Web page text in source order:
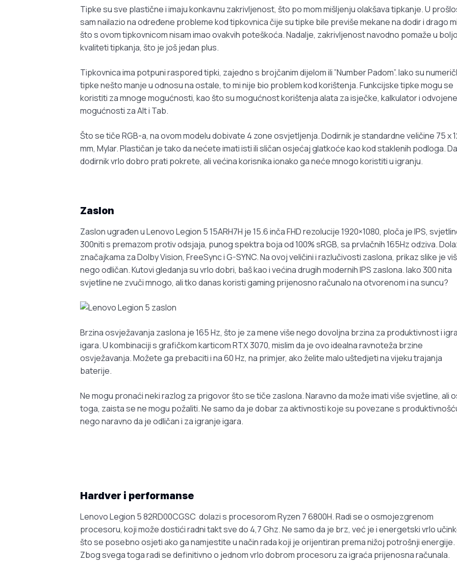
Tipke su sve plastične i imaju konkavnu zakrivljenost, što po mom mišljenju olakšava tipkanje. U
sam nailazio na određene probleme kod tipkovnica čije su tipke bile previše mekane na dodir i drago
što s ovom tipkovnicom nisam imao ovakvih poteškoća. Nadalje, zakrivljenost navodno pomaže u
kvaliteti tipkanja, što je još jedan plus.
Tipkovnica ima potpuni raspored tipki, zajedno s brojčanim dijelom ili ”Number Padom”. Iako su
tipke nešto manje u odnosu na ostale, to mi nije bio problem kod korištenja. Funkcijske tipke mogu se
koristiti za mnoge mogućnosti, kao što su mogućnost korištenja alata za isječke, kalkulator i odvojene
mogućnosti za Alt i Tab.
Što se tiče RGB-a, na ovom modelu dobivate 4 zone osvjetljenja. Dodirnik je standardne veličine 75 x
mm, Mylar. Plastičan je tako da nećete imati isti ili sličan osjećaj glatkoće kao kod staklenih podloga.
dodirnik vrlo dobro prati pokrete, ali većina korisnika ionako ga neće mnogo koristiti u igranju.
Zaslon
Zaslon ugrađen u Lenovo Legion 5 15ARH7H je 15.6 inča FHD rezolucije 1920×1080, ploča je IPS,
300niti s premazom protiv odsjaja, punog spektra boja od 100% sRGB, sa prvlačnih 165Hz odziva.
značajkama za Dolby Vision, FreeSync i G-SYNC. Na ovoj veličini i razlučivosti zaslona, prikaz slike je
nego odličan. Kutovi gledanja su vrlo dobri, baš kao i većina drugih modernih IPS zaslona. Iako 300 nita
svjetline ne zvuči mnogo, ali tko danas koristi gaming prijenosno računalo na otvorenom i na suncu?
Brzina osvježavanja zaslona je 165 Hz, što je za mene više nego dovoljna brzina za produktivnost i
igara. U kombinaciji s grafičkom karticom RTX 3070, mislim da je ovo idealna ravnoteža brzine
osvježavanja. Možete ga prebaciti i na 60 Hz, na primjer, ako želite malo uštedjeti na vijeku trajanja
baterije.
Ne mogu pronaći neki razlog za prigovor što se tiče zaslona. Naravno da može imati više svjetline, ali
toga, zaista se ne mogu požaliti. Ne samo da je dobar za aktivnosti koje su povezane s
nego naravno da je odličan i za igranje igara.
Hardver i performanse
Lenovo Legion 5 82RD00CGSC dolazi s procesorom Ryzen 7 6800H. Radi se o osmojezgrenom
procesoru, koji može dostići radni takt sve do 4,7 Ghz. Ne samo da je brz, već je i energetski vrlo
što se posebno osjeti ako ga namjestite u način rada koji je orijentiran prema nižoj potrošnji energije.
Zbog svega toga radi se definitivno o jednom vrlo dobrom procesoru za igraća prijenosna računala.